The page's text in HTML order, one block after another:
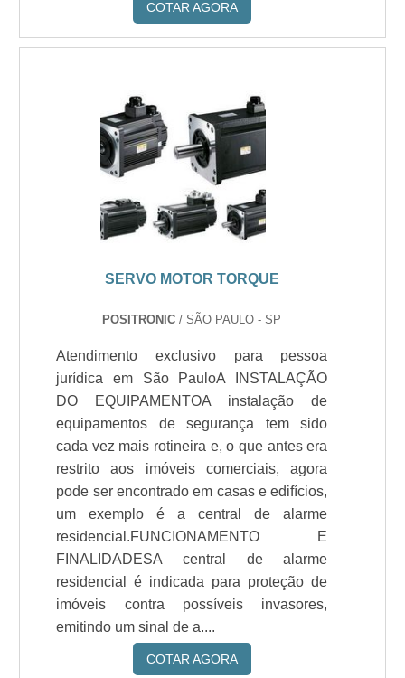
COTAR AGORA
SERVO MOTOR TORQUE
POSITRONIC / SÃO PAULO - SP
Atendimento exclusivo para pessoa
jurídica em São PauloA INSTALAÇÃO
DO EQUIPAMENTOA instalação de
equipamentos de segurança tem sido
cada vez mais rotineira e, o que antes era
restrito aos imóveis comerciais, agora
pode ser encontrado em casas e edifícios,
um exemplo é a central de alarme
residencial.FUNCIONAMENTO E
FINALIDADESA central de alarme
residencial é indicada para proteção de
imóveis contra possíveis invasores,
emitindo um sinal de a....
COTAR AGORA